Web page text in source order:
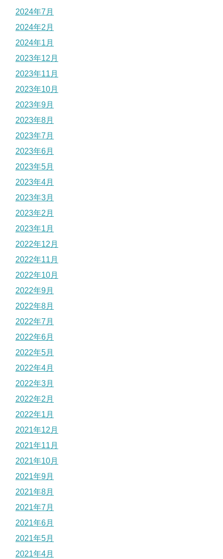
2024年7月
2024年2月
2024年1月
2023年12月
2023年11月
2023年10月
2023年9月
2023年8月
2023年7月
2023年6月
2023年5月
2023年4月
2023年3月
2023年2月
2023年1月
2022年12月
2022年11月
2022年10月
2022年9月
2022年8月
2022年7月
2022年6月
2022年5月
2022年4月
2022年3月
2022年2月
2022年1月
2021年12月
2021年11月
2021年10月
2021年9月
2021年8月
2021年7月
2021年6月
2021年5月
2021年4月